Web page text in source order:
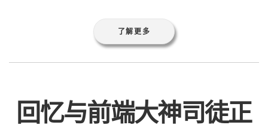
了解更多
回忆与前端大神司徒正